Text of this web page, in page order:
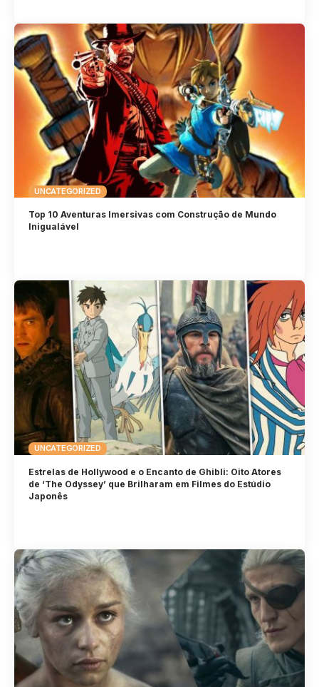
UNCATEGORIZED
Top 10 Aventuras Imersivas com Construção de Mundo
Inigualável
UNCATEGORIZED
Estrelas de Hollywood e o Encanto de Ghibli: Oito Atores
de ‘The Odyssey’ que Brilharam em Filmes do Estúdio
Japonês